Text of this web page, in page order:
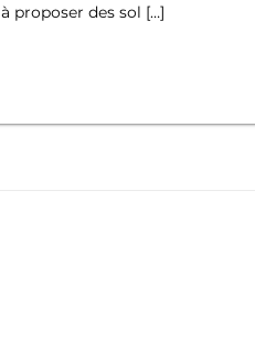
proposer des sol […]